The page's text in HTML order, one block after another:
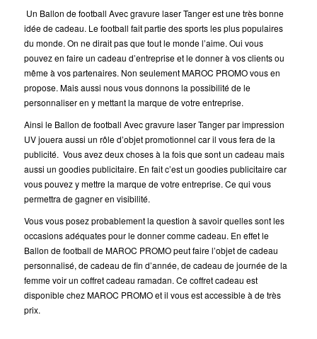
Un Ballon de football Avec gravure laser Tanger est une très bonne
idée de cadeau. Le football fait partie des sports les plus populaires
du monde. On ne dirait pas que tout le monde l’aime. Oui vous
pouvez en faire un cadeau d’entreprise et le donner à vos clients ou
même à vos partenaires. Non seulement MAROC PROMO vous en
propose. Mais aussi nous vous donnons la possibilité de le
personnaliser en y mettant la marque de votre entreprise.
Ainsi le Ballon de football Avec gravure laser Tanger par impression
UV jouera aussi un rôle d’objet promotionnel car il vous fera de la
publicité. Vous avez deux choses à la fois que sont un cadeau mais
aussi un goodies publicitaire. En fait c’est un goodies publicitaire car
vous pouvez y mettre la marque de votre entreprise. Ce qui vous
permettra de gagner en visibilité.
Vous vous posez probablement la question à savoir quelles sont les
occasions adéquates pour le donner comme cadeau. En effet le
Ballon de football de MAROC PROMO peut faire l’objet de cadeau
personnalisé, de cadeau de fin d’année, de cadeau de journée de la
femme voir un coffret cadeau ramadan. Ce coffret cadeau est
disponible chez MAROC PROMO et il vous est accessible à de très
prix.